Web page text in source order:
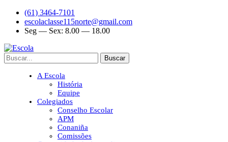
(61) 3464-7101
escolaclasse115norte@gmail.com
Seg — Sex: 8.00 — 18.00
Buscar
A Escola
História
Equipe
Colegiados
Conselho Escolar
APM
Conaniña
Comissões